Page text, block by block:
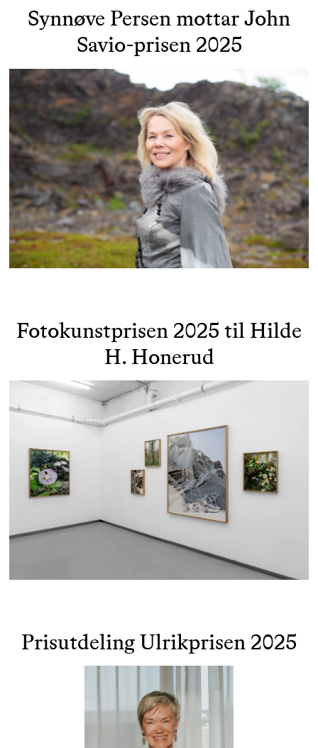
Synnøve Persen mottar John
Savio-prisen 2025
Fotokunstprisen 2025 til Hilde
H. Honerud
Prisutdeling Ulrikprisen 2025